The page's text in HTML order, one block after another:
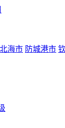
北海市 防城港市